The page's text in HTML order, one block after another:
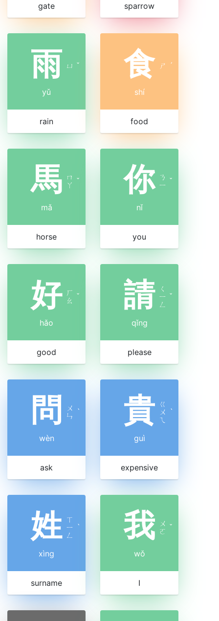
gate sparrow
雨 ㄩ ˇ
yǔ
rain
食 ㄕ ˊ
shí
food
馬 ㄇ
ㄚ ˇ
mǎ
horse
你 ㄋ
ㄧ ˇ
nǐ
you
好 ㄏ
ㄠ ˇ
hǎo
good
請
ㄑ
ㄧ
ㄥ
ˇ
qǐng
please
問 ㄨ
ㄣ ˋ
wèn
ask
貴 ㄍ
ㄨ
ㄟ
ˋ
guì
expensive
姓 ㄒ
ㄧ
ㄥ
ˋ
xìng
surname
我 ㄨ
ㄛ ˇ
wǒ
I